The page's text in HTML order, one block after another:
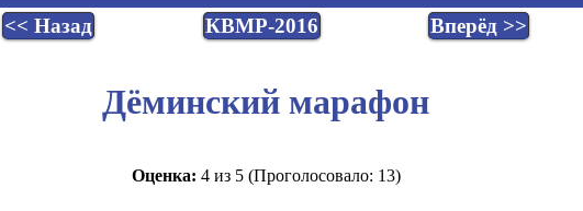
<< Назад КВМР-2016 Вперёд >>
Дёминский марафон
Оценка: 4 из 5 (Проголосовало: 13)